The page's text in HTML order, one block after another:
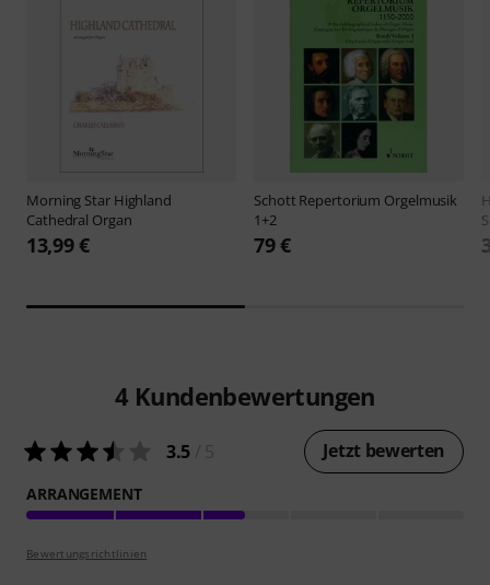
Morning Star Highland
Cathedral Organ
13,99 €
Schott Repertorium Orgelmusik
1+2
79 €
4 Kundenbewertungen
3.5 Jetzt bewerten
ARRANGEMENT
Bewertungsrichtlinien